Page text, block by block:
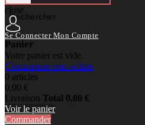
Rechercher
close
Se Connecter Mon Compte
Panier
Votre panier est vide.
Commencer mes achats
0 articles
0,00 €
Livraison Total 0,00 €
Voir le panier
Commander